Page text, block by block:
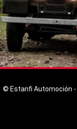
© Estanfi Automoción -